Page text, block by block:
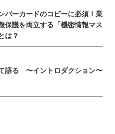
バーカードのコピーに必須！業
保護を両立する「機密情報マス
は？
語る 〜イントロダクション〜